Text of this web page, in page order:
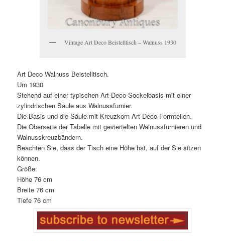
Vintage Art Deco Beistelltisch – Walnuss 1930
Art Deco Walnuss Beistelltisch.
Um 1930
Stehend auf einer typischen Art-Deco-Sockelbasis mit einer
zylindrischen Säule aus Walnussfurnier.
Die Basis und die Säule mit Kreuzkorn-Art-Deco-Formteilen.
Die Oberseite der Tabelle mit geviertelten Walnussfurnieren und
Walnusskreuzbändern.
Beachten Sie, dass der Tisch eine Höhe hat, auf der Sie sitzen
können.
Größe:
Höhe 76 cm
Breite 76 cm
Tiefe 76 cm